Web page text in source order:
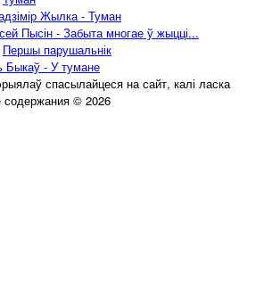
Жылка - Туман
Пысін - Забыта многае ў жыцці...
Першы парушальнік
Быкаў - У тумане
спасылайцеся на сайт, калі ласка
содержания © 2026